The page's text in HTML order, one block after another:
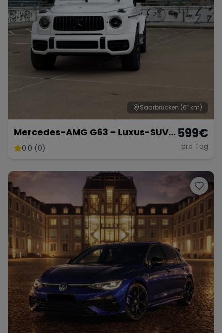
Saarbrücken (61 km)
Mercedes-AMG G63 – Luxus-SUV
in Weiß Matt
0.0 (0)
599€
pro Tag